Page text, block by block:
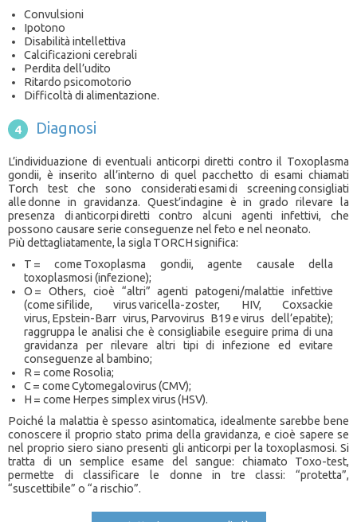
Convulsioni
Ipotono
Disabilità intellettiva
Calcificazioni cerebrali
Perdita dell’udito
Ritardo psicomotorio
Difficoltà di alimentazione.
Diagnosi
L’individuazione di eventuali anticorpi diretti contro il Toxoplasma
gondii, è inserito all’interno di quel pacchetto di esami chiamati
Torch test che sono considerati esami di screening consigliati
alle donne in gravidanza. Quest’indagine è in grado rilevare la
presenza di anticorpi diretti contro alcuni agenti infettivi, che
possono causare serie conseguenze nel feto e nel neonato.
Più dettagliatamente, la sigla TORCH significa:
T = come Toxoplasma gondii, agente causale della
toxoplasmosi (infezione);
O = Others, cioè “altri” agenti patogeni/malattie infettive
(come sifilide, virus varicella-zoster, HIV, Coxsackie
virus, Epstein-Barr virus, Parvovirus B19 e virus dell’epatite);
raggruppa le analisi che è consigliabile eseguire prima di una
gravidanza per rilevare altri tipi di infezione ed evitare
conseguenze al bambino;
R = come Rosolia;
C = come Cytomegalovirus (CMV);
H = come Herpes simplex virus (HSV).
Poiché la malattia è spesso asintomatica, idealmente sarebbe bene
conoscere il proprio stato prima della gravidanza, e cioè sapere se
nel proprio siero siano presenti gli anticorpi per la toxoplasmosi. Si
tratta di un semplice esame del sangue: chiamato Toxo-test,
permette di classificare le donne in tre classi: “protetta”,
“suscettibile” o “a rischio”.